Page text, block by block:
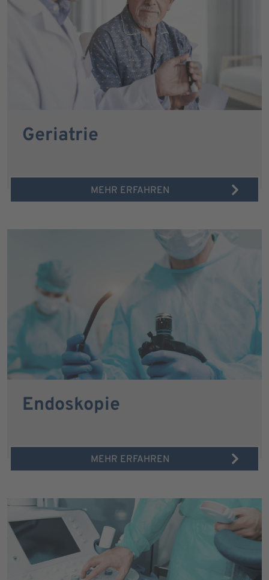
Geriatrie
MEHR ERFAHREN
Endoskopie
MEHR ERFAHREN